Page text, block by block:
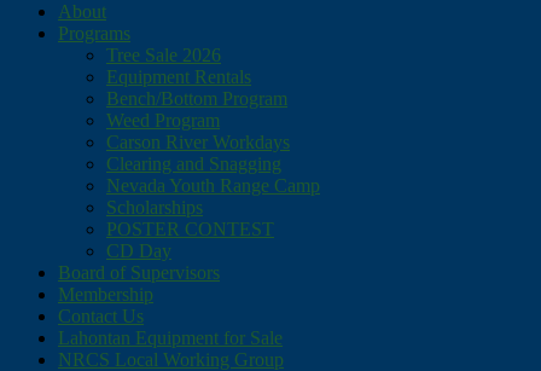
About
Programs
Tree Sale 2026
Equipment Rentals
Bench/Bottom Program
Weed Program
Carson River Workdays
Clearing and Snagging
Nevada Youth Range Camp
Scholarships
POSTER CONTEST
CD Day
Board of Supervisors
Membership
Contact Us
Lahontan Equipment for Sale
NRCS Local Working Group